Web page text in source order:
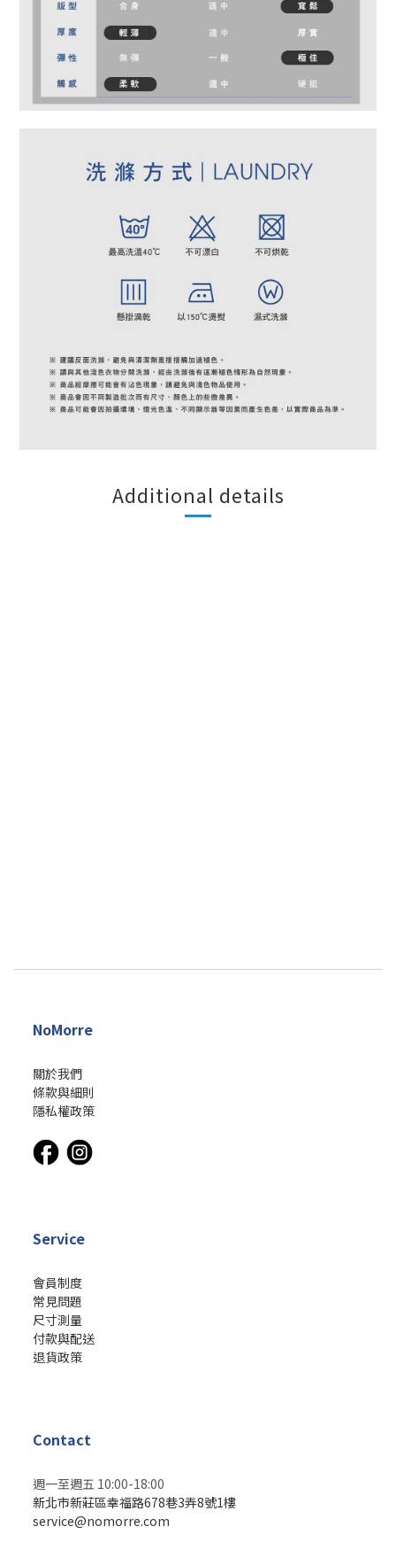
Additional details
NoMorre
關於我們
條款與細則
隱私權政策
Service
會員制度
常見問題
尺寸測量
付款與配送
退貨政策
Contact
週一至週五 10:00-18:00
新北市新莊區幸福路678巷3弄8號1樓
service@nomorre.com